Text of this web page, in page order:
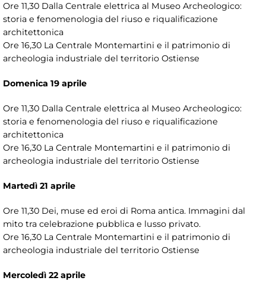
Ore 11,30 Dalla Centrale elettrica al Museo Archeologico:
storia e fenomenologia del riuso e riqualificazione
architettonica
Ore 16,30 La Centrale Montemartini e il patrimonio di
archeologia industriale del territorio Ostiense
Domenica 19 aprile
Ore 11,30 Dalla Centrale elettrica al Museo Archeologico:
storia e fenomenologia del riuso e riqualificazione
architettonica
Ore 16,30 La Centrale Montemartini e il patrimonio di
archeologia industriale del territorio Ostiense
Martedì 21 aprile
Ore 11,30 Dei, muse ed eroi di Roma antica. Immagini dal
mito tra celebrazione pubblica e lusso privato.
Ore 16,30 La Centrale Montemartini e il patrimonio di
archeologia industriale del territorio Ostiense
Mercoledì 22 aprile